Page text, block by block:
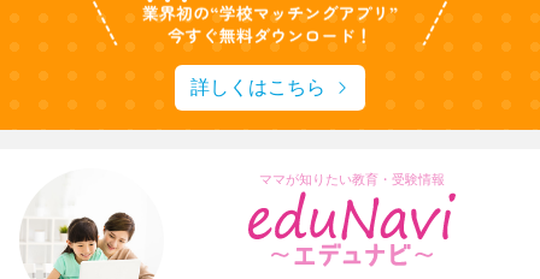
詳しくはこちら
ママが知りたい教育・受験情報